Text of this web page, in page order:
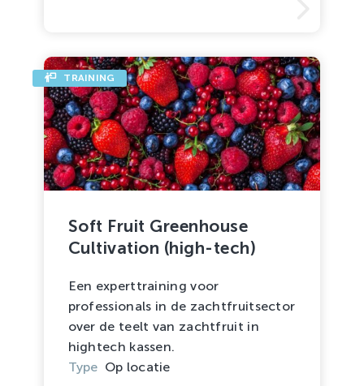
Soft Fruit Greenhouse
Cultivation (high-tech)
Een experttraining voor
professionals in de zachtfruitsector
over de teelt van zachtfruit in
hightech kassen.
Type Op locatie
TRAINING